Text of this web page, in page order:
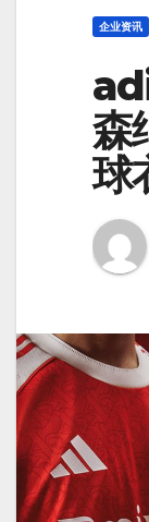
企业资讯
森
球